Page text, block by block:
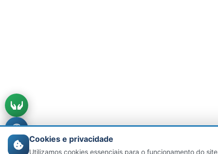
Cookies e privacidade
Utilizamos cookies essenciais para o funcionamento do